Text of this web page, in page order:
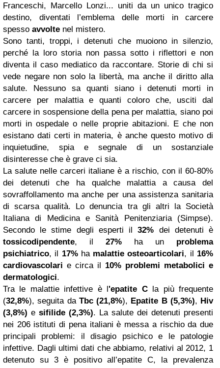
Franceschi, Marcello Lonzi... uniti da un unico tragico
destino, diventati l’emblema delle morti in carcere
spesso avvolte nel mistero.
Sono tanti, troppi, i detenuti che muoiono in silenzio,
perché la loro storia non passa sotto i riflettori e non
diventa il caso mediatico da raccontare. Storie di chi si
vede negare non solo la libertà, ma anche il diritto alla
salute. Nessuno sa quanti siano i detenuti morti in
carcere per malattia e quanti coloro che, usciti dal
carcere in sospensione della pena per malattia, siano poi
morti in ospedale o nelle proprie abitazioni. E che non
esistano dati certi in materia, è anche questo motivo di
inquietudine, spia e segnale di un sostanziale
disinteresse che è grave ci sia.
La salute nelle carceri italiane è a rischio, con il 60-80%
dei detenuti che ha qualche malattia a causa del
sovraffollamento ma anche per una assistenza sanitaria
di scarsa qualità. Lo denuncia tra gli altri la Società
Italiana di Medicina e Sanità Penitenziaria (Simpse).
Secondo le stime degli esperti il32% dei detenuti è
tossicodipendente, il 27% ha un problema
psichiatrico, il 17%ha malattie osteoarticolari, il 16%
cardiovascolari e circa il 10% problemi metabolici e
dermatologici.
Tra le malattie infettive è l'epatite Cla più frequente
(32,8%), seguita da Tbc (21,8%), Epatite B (5,3%), Hiv
(3,8%) e sifilide (2,3%). La salute dei detenuti presenti
nei 206 istituti di pena italiani è messa a rischio da due
principali problemi: il disagio psichico e le patologie
infettive. Dagli ultimi dati che abbiamo, relativi al 2012, 1
detenuto su 3 è positivo all’epatite C, la prevalenza